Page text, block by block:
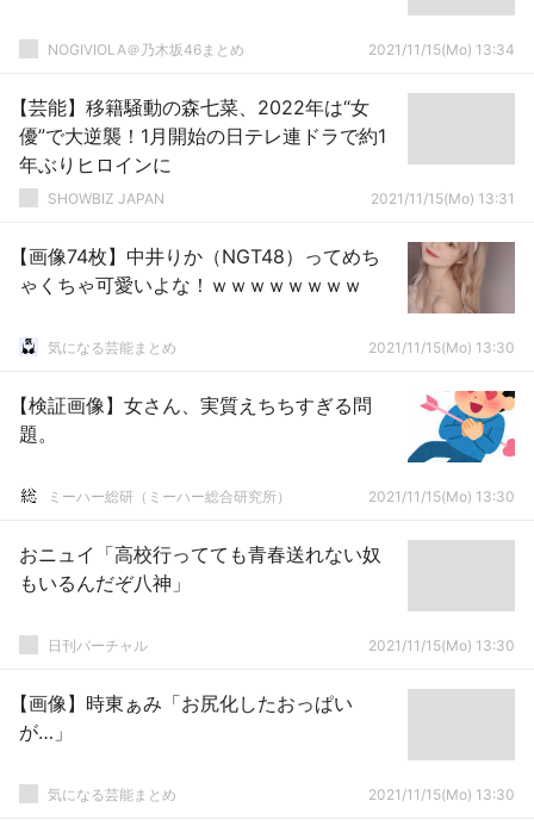
NOGIVIOLA＠乃木坂46まとめ 2021/11/15(Mo) 13:34
【芸能】移籍騒動の森七菜、2022年は“女
優”で大逆襲！1月開始の日テレ連ドラで約1
年ぶりヒロインに
SHOWBIZ JAPAN 2021/11/15(Mo) 13:31
【画像74枚】中井りか（NGT48）ってめち
ゃくちゃ可愛いよな！ｗｗｗｗｗｗｗｗ
気になる芸能まとめ 2021/11/15(Mo) 13:30
【検証画像】女さん、実質えちちすぎる問
題。
ミーハー総研（ミーハー総合研究所） 2021/11/15(Mo) 13:30
おニュイ「高校行ってても青春送れない奴
もいるんだぞ八神」
日刊バーチャル 2021/11/15(Mo) 13:30
【画像】時東ぁみ「お尻化したおっぱい
が…」
気になる芸能まとめ 2021/11/15(Mo) 13:30